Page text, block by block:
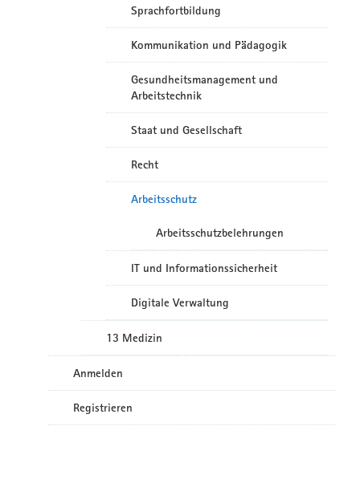
Sprachfortbildung
Kommunikation und Pädagogik
Gesundheitsmanagement und
Arbeitstechnik
Staat und Gesellschaft
Recht
Arbeitsschutz
Arbeitsschutzbelehrungen
IT und Informationssicherheit
Digitale Verwaltung
13 Medizin
Anmelden
Registrieren